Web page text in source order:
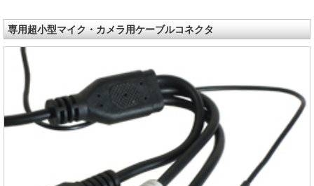
専用超小型マイク・カメラ用ケーブルコネクタ